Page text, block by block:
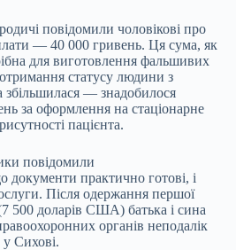
родичі повідомили чоловікові про
— 40 000 гривень. Ця сума, як
для виготовлення фальшивих
статусу людини з
збільшилася — знадобилося
за оформлення на стаціонарне
пацієнта.
повідомили
документи практично готові, і
Після одержання першої
500 доларів США) батька і сина
органів неподалік
у Сихові.